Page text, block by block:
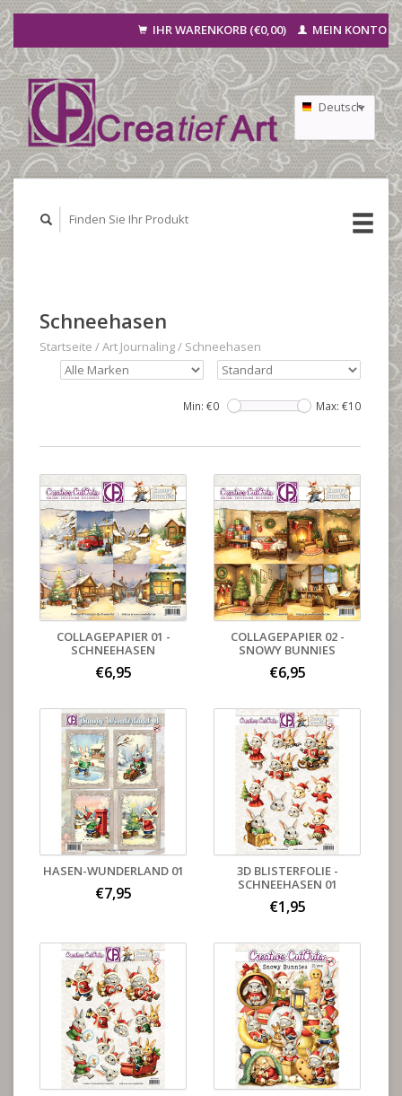
IHR WARENKORB (€0,00) MEIN KONTO
Deutsch
Nederlands
Schneehasen
Startseite /Art Journaling/ Schneehasen
Min: €0 Max: €10
COLLAGEPAPIER 01 -
SCHNEEHASEN
€6,95
COLLAGEPAPIER 02 -
SNOWY BUNNIES
€6,95
HASEN-WUNDERLAND 01
€7,95
3D BLISTERFOLIE -
SCHNEEHASEN 01
€1,95